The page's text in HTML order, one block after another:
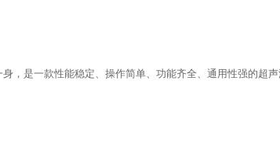
，是一款性能稳定、操作简单、功能齐全、通用性强的超